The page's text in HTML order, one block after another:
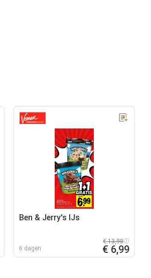
Ben & Jerry's IJs
6 dagen
€ 13,98
€ 6,99